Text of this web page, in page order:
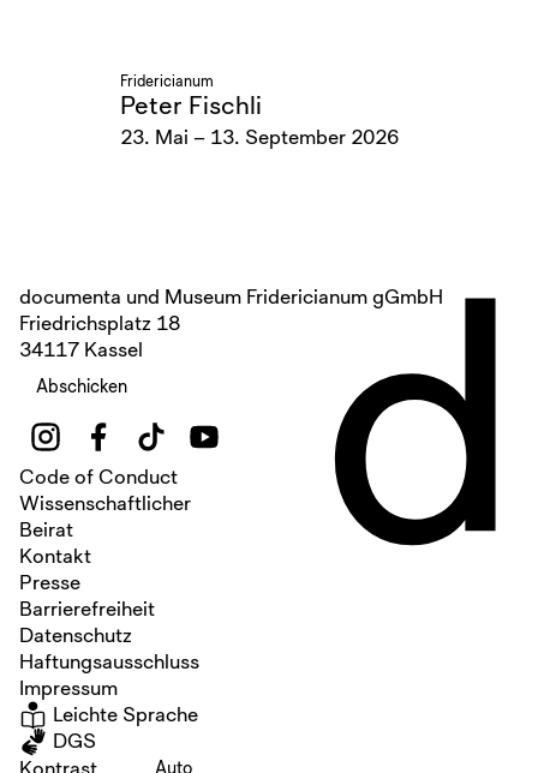
Fridericianum
Peter Fischli
23. Mai – 13. September 2026
documenta und Museum Fridericianum gGmbH
Friedrichsplatz 18
34117 Kassel
Abschicken
Code of Conduct
Wissenschaftlicher
Beirat
Kontakt
Presse
Barrierefreiheit
Datenschutz
Haftungsausschluss
Impressum
Leichte Sprache
DGS
Kontrast
Auto
d